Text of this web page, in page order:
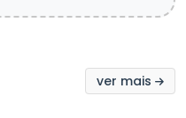
ver mais